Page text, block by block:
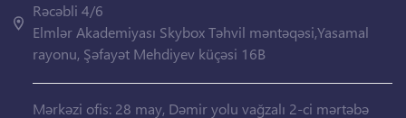
Rəcəbli 4/6
Elmlər Akademiyası Skybox Təhvil məntəqəsi,Yasamal
rayonu, Şəfayət Mehdiyev küçəsi 16B
Mərkəzi ofis: 28 may, Dəmir yolu vağzalı 2-ci mərtəbə